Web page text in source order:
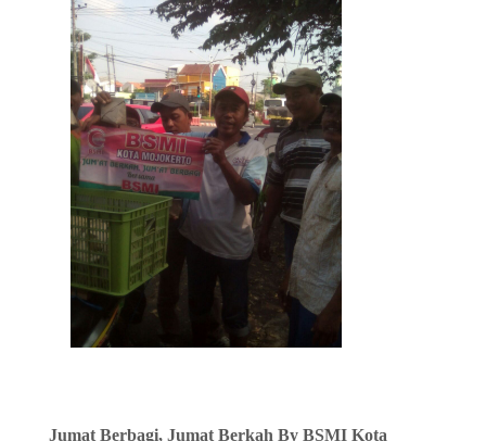
Jumat Berbagi, Jumat Berkah By BSMI Kota